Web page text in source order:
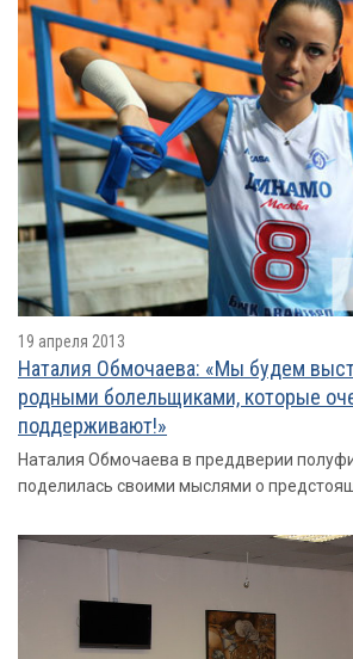
19 апреля 2013
Наталия Обмочаева: «Мы будем
родными болельщиками, которые
поддерживают!»
Наталия Обмочаева в преддверии
поделилась своими мыслями о